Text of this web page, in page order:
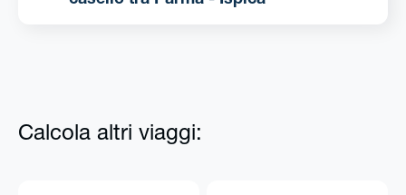
Calcola altri viaggi: